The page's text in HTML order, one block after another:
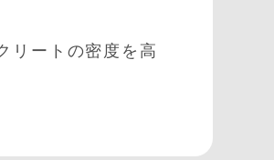
リートの密度を高